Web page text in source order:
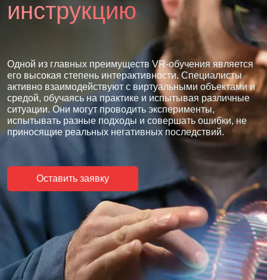
инструкцию
Одной из главных преимуществ VR-обучения является
его высокая степень интерактивности. Специалисты
активно взаимодействуют с виртуальными объектами и
средой, обучаясь на практике и испытывая различные
ситуации. Они могут проводить эксперименты,
испытывать разные подходы и совершать ошибки, не
приносящие реальных негативных последствий.
Оставить заявку